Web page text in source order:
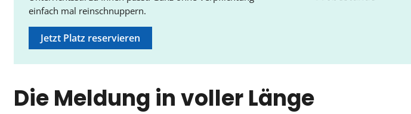
einfach mal reinschnuppern.
Jetzt Platz reservieren
Die Meldung in voller Länge